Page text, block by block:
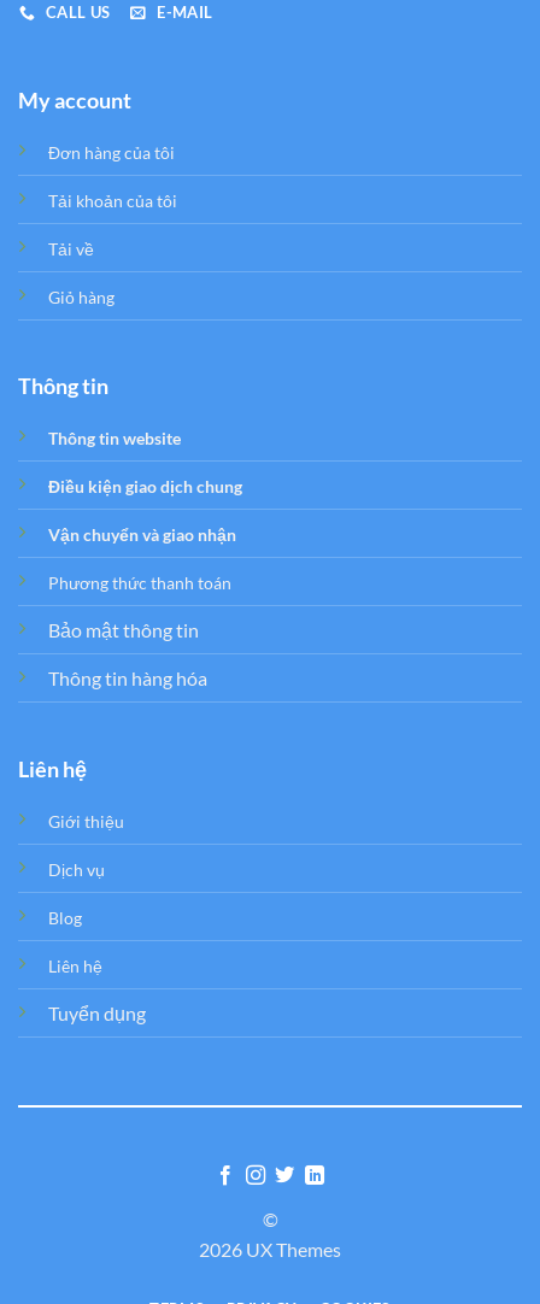
CALL US E-MAIL
My account
Đơn hàng của tôi
Tải khoản của tôi
Tải về
Giỏ hàng
Thông tin
Thông tin website
Điều kiện giao dịch chung
Vận chuyển và giao nhận
Phương thức thanh toán
Bảo mật thông tin
Thông tin hàng hóa
Liên hệ
Giới thiệu
Dịch vụ
Blog
Liên hệ
Tuyển dụng
©
2026 UX Themes